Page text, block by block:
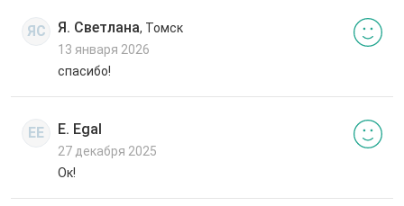
ЯС Я. Светлана, Томск
13 января 2026
спасибо!
EE E. Egal
27 декабря 2025
Ок!